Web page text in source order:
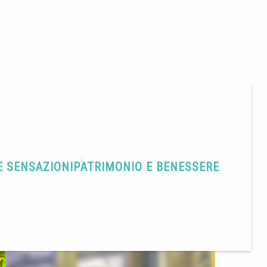
SENSAZIONIPATRIMONIO E BENESSERE